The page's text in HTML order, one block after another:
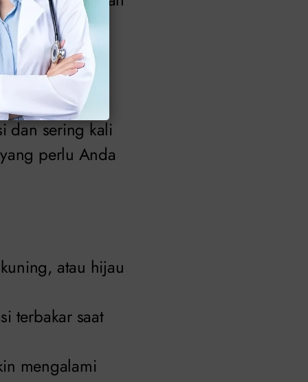
dan sering kali
perlu Anda
atau hijau
terbakar saat
mengalami